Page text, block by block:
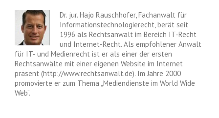
Dr. jur. Hajo Rauschhofer, Fachanwalt für
Informationstechnologierecht, berät seit
1996 als Rechtsanwalt im Bereich IT-Recht
und Internet-Recht. Als empfohlener Anwalt
für IT- und Medienrecht ist er als einer der ersten
Rechtsanwälte mit einer eigenen Website im Internet
präsent (http://www.rechtsanwalt.de). Im Jahre 2000
promovierte er zum Thema „Mediendienste im World Wide
Web“.